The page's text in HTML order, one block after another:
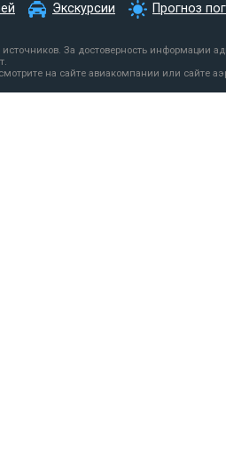
Экскурсии Прогноз
За достоверность информации
на сайте авиакомпании или сайте